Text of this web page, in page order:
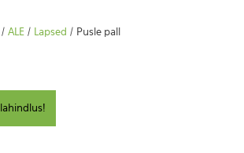
/ ALE / Lapsed / Pusle pall